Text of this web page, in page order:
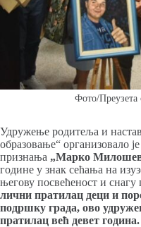
Фото/Преузета
Удружење родитеља и
образовање“ организовало
признања „Марко
године у знак сећања на
његову посвећеност и снагу
лични пратилац деци и
подршку града, ово
пратилац већ девет година.